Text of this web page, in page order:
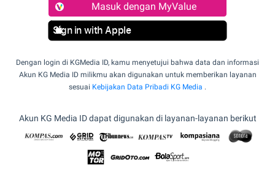
Masuk dengan MyValue
Sign in with Apple
Dengan login di KGMedia ID, kamu menyetujui bahwa data dan informasi
Akun KG Media ID milikmu akan digunakan untuk memberikan layanan
sesuai Kebijakan Data Pribadi KG Media .
Akun KG Media ID dapat digunakan di layanan-layanan berikut